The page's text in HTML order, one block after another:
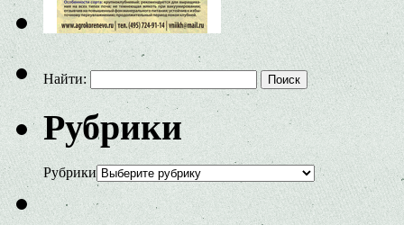
Найти:
Рубрики
Рубрики